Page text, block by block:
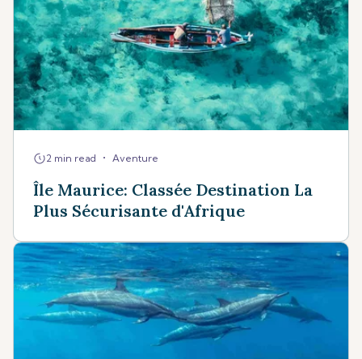
2 min read • Aventure
Île Maurice: Classée Destination La
Plus Sécurisante d'Afrique